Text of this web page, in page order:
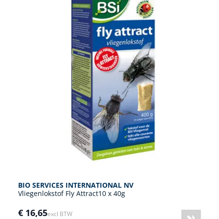
BIO SERVICES INTERNATIONAL NV
Vliegenlokstof Fly Attract10 x 40g
€ 16,65excl BTW